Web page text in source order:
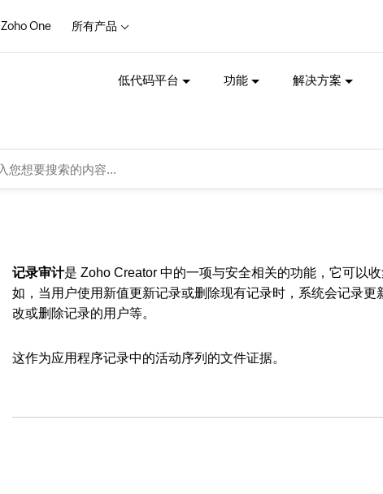
Zoho One 所有产品
低代码平台 功能 解决方案
记录审计是 Zoho Creator 中的一项与安全相关的功能，它可以
如，当用户使用新值更新记录或删除现有记录时，系统会记录更
改或删除记录的用户等。
这作为应用程序记录中的活动序列的文件证据。